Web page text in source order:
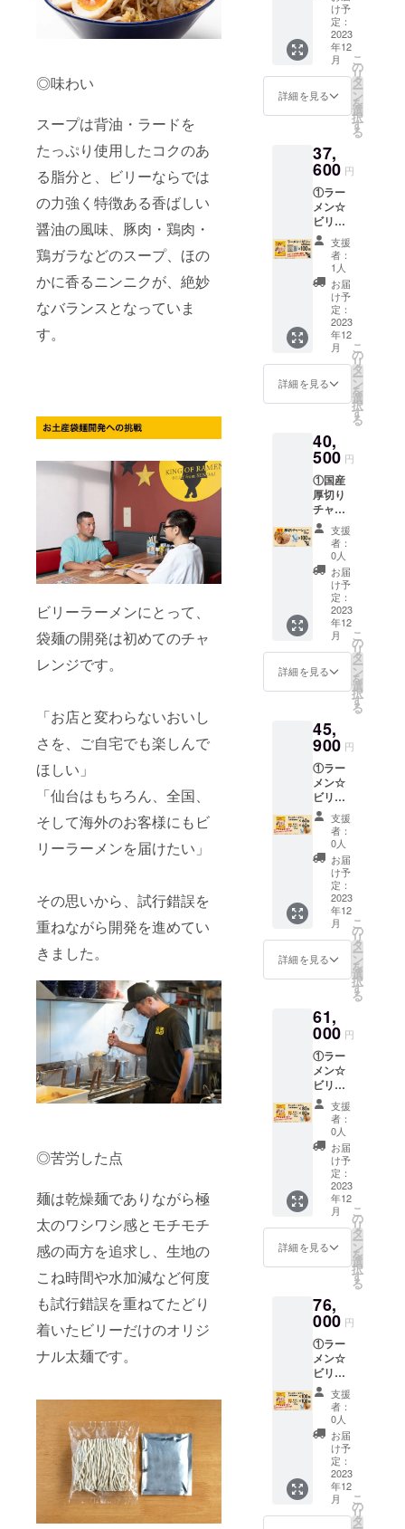
◎味わい
スープは背油・ラードを
たっぷり使用したコクのあ
る脂分と、ビリーならでは
の力強く特徴ある香ばしい
醤油の風味、豚肉・鶏肉・
鶏ガラなどのスープ、ほの
かに香るニンニクが、絶妙
なバランスとなっていま
す。
ビリーラーメンにとって、
袋麺の開発は初めてのチャ
レンジです。
「お店と変わらないおいし
さを、ご自宅でも楽しんで
ほしい」
「仙台はもちろん、全国、
そして海外のお客様にもビ
リーラーメンを届けたい」
その思いから、試行錯誤を
重ねながら開発を進めてい
きました。
◎苦労した点
麺は乾燥麺でありながら極
太のワシワシ感とモチモチ
感の両方を追求し、生地の
こね時間や水加減など何度
も試行錯誤を重ねてたどり
着いたビリーだけのオリジ
ナル太麺です。
イッ
ター）
でつぶ
やいて
もらい
たい
ニック
ださ
い。 つ
ぶやき
を遠慮
される
場合は
備考欄
に「不
要」と
ご記入
下さ
い。
でつぶ
やくの
は、
2023年
12月中
旬以
降〜
2024年
3月末ま
となり
ます。
・ビ
リーく
んが
X（旧ツ
イッ
ター）
つぶや
く支援
者のお
名前に
つい
て、文
字数や
公序良
俗に反
する文
言は、
お願い
する場
合があ
りま
す。 ・
備考欄
にビ
リーく
んに
X（旧ツ
イッ
ター）
でつぶ
やいて
もらい
たい
ニック
ださ
い。 つ
ぶやき
を遠慮
される
場合は
備考欄
に「不
要」と
ご記入
下さ
い。
風調味
料、に
んに
く、ね
ぎ／調
味料
（アミ
ノ酸
（一部
に小
麦・大
豆・豚
肉を含
む） 内
容量：
65g 賞
味期
限：製
造日よ
り180日
保存方
法：直
射日
光、高
温多湿
を避け
て保存
ださ
い。 ※
消費
税、送
料込み
◎リ
ターン
品の発
送につ
いて ・
12月下
旬予定
です。
④につ
いて ・
ビリー
くんが
X（旧ツ
イッ
でつぶ
やくの
は、
2023年
12月中
旬以
降〜
2024年
3月末ま
での間
となり
ます。
・ビ
リーく
んが
X（旧ツ
イッ
者のお
名前に
つい
て、文
字数や
公序良
俗に反
する文
言は、
変更を
お願い
する場
合があ
りま
す。 ・
備考欄
にビ
イッ
ター）
でつぶ
やいて
もらい
たい
ニック
ネーム
を入力
してく
ださ
い。 つ
ぶやき
を遠慮
される
スー
プ：
65g）
賞味期
限：製
り180日
保存方
光、高
温多湿
を避け
て保存
してく
ださ
い。 ※
消費
税、送
料込み
◎リ
ターン
品の発
送につ
いて ・
日
（金）
ご支援
いただ
いた方
への発
送は、
11月上
旬予定
です。
・10月
21日
（土）
から12
月3日
（日）
までに
ご支援
いただ
いた方
への発
12月下
旬予定
です。
③につ
いて ・
ビリー
くんが
X（旧ツ
イッ
ター）
でつぶ
やくの
は、
2023年
12月中
旬以
降〜
2024年
3月末ま
となり
ます。
・ビ
リーく
んが
X（旧ツ
イッ
ター）
つぶや
く支援
者のお
名前に
つい
て、文
字数や
公序良
俗に反
する文
言は、
お願い
する場
合があ
りま
す。 ・
備考欄
にビ
リーく
んに
X（旧ツ
イッ
ター）
でつぶ
やいて
もらい
たい
スー
プ、チ
キンエ
キス、
食塩、
砂糖混
合異性
し、醸
造酢／
調味料
（アミ
ノ酸
等）、
アル
コー
ル、か
んす
い、カ
ラメル
色素、
クチナ
シ色
粘多糖
類、
麦・
卵・大
豆・鶏
肉・豚
肉を含
む） 内
容量：
155g（
めん：
90g、
スー
プ：
65g）
賞味期
限：製
り180日
保存方
光、高
温多湿
を避け
て保存
してく
ださ
い。 ※
消費
税、送
料込み
◎リ
ターン
品の発
送につ
いて ・
日
（金）
ご支援
いただ
いた方
への発
送は、
11月上
旬予定
です。
・10月
21日
（土）
から12
月3日
（日）
までに
ご支援
いただ
いた方
への発
12月下
旬予定
です。
③につ
いて ・
ビリー
くんが
X（旧ツ
イッ
ター）
でつぶ
やくの
は、
2023年
12月中
旬以
W140×
H190×
D30mm
（1袋）
◎食品
表示 原
材料
（国内
製
造）、
卵白粉
末、食
塩、小
麦たん
白）、
醤油、
動物油
脂、
ポーク
エキ
ス、鶏
ガラ
スー
プ、チ
砂糖混
合異性
化液
糖、昆
布だ
し、醸
造酢／
調味料
（アミ
ノ酸
等）、
アル
コー
ル、か
んす
ラメル
色素、
素、増
粘多糖
類、
（一部
に小
麦・
卵・大
豆・鶏
肉・豚
肉を含
む） 内
容量：
155g（
めん：
90g、
プ：
65g）
造日よ
り180日
保存方
法：直
射日
光、高
温多湿
を避け
て保存
してく
ださ
い。 ②
につい
て パッ
ケージ
ズ：
W130×
D25mm
（1個）
◎食品
表示 原
材料
名： 豚
バラ肉
（国
産）、
醤油、
みりん
風調味
料、に
んに
く、ね
ぎ／調
につい
て パッ
ケージ
サイ
ズ：
W130×
H180×
D25mm
（1個）
表示 原
材料
名： 豚
バラ肉
（国
産）、
醤油、
みりん
風調味
料、に
んに
く、ね
ぎ／調
味料
（アミ
ノ酸
等）、
豆・豚
肉を含
む） 内
容量：
65g 賞
味期
限：製
造日よ
り180日
保存方
法：直
射日
光、高
温多湿
を避け
て保存
してく
税、送
料込み
◎リ
ターン
品の発
送につ
いて ・
12月下
旬予定
です。
け予
定：
2023
年12
月
詳細を見る
こ
の
リ
タ
ー
ン
を
選
択
す
る
37,
600 円
①ラー
メン☆
ビリー
（G系醤
油味）
100袋
②お礼
の手紙
③ビ
リーが
支援者
の名前
をX（旧
Twitter
）でつ
ぶやく
につい
て パッ
ケージ
サイ
ズ：
W140×
H190×
D30mm
（1袋）
◎食品
表示 原
材料
名： め
ん（小
麦粉
（国内
製
塩、小
麦たん
白）、
醤油、
動物油
脂、
ポーク
エキ
ス、鶏
ガラ
スー
プ、チ
キンエ
キス、
食塩、
砂糖混
合異性
し、醸
造酢／
調味料
（アミ
ノ酸
等）、
アル
コー
ル、か
んす
い、カ
ラメル
色素、
クチナ
シ色
粘多糖
類、
麦・
卵・大
豆・鶏
肉・豚
肉を含
む） 内
容量：
155g（
めん：
90g、
スー
プ：
65g）
賞味期
限：製
支援
者：
1人
お届
け予
定：
2023
年12
月
詳細を見る
こ
の
リ
タ
ー
ン
を
選
択
す
る
40,
500 円
①国産
厚切り
チャー
シュー
100個
②お礼
の手紙
①につ
いて
パッ
ケージ
サイ
ズ：
W130×
H180×
D25mm
◎食品
表示 原
材料
名： 豚
バラ肉
（国
産）、
醤油、
みりん
風調味
料、に
んに
く、ね
ぎ／調
味料
（アミ
ノ酸
麦・大
豆・豚
肉を含
む） 内
容量：
65g 賞
味期
限：製
造日よ
り180日
保存方
法：直
射日
光、高
温多湿
を避け
て保存
消費
税、送
料込み
◎リ
ターン
品の発
送につ
いて ・
12月下
旬予定
です。
支援
者：
0人
お届
け予
定：
2023
年12
月
詳細を見る
こ
の
リ
タ
ー
ン
を
選
択
す
る
45,
900 円
①ラー
メン☆
ビリー
（G系醤
油味）
60袋 ②
国産厚
切り
チャー
シュー
60個 ③
お礼の
手紙 ④
ビリー
が支援
者の名
X（旧
Twitter
）でつ
ぶやく
ぜ！ ①
につい
て パッ
ケージ
サイ
ズ：
W140×
H190×
D30mm
（1袋）
◎食品
表示 原
材料
（国内
製
造）、
卵白粉
末、食
塩、小
麦たん
白）、
醤油、
動物油
脂、
ポーク
エキ
ス、鶏
ガラ
スー
支援
者：
0人
お届
け予
定：
2023
年12
月
詳細を見る
こ
の
リ
タ
ー
ン
を
選
択
す
る
61,
000 円
①ラー
メン☆
ビリー
（G系醤
油味）
80袋 ②
国産厚
切り
チャー
シュー
80個 ③
お礼の
手紙 ④
ビリー
が支援
者の名
X（旧
Twitter
）でつ
ぶやく
ぜ！ ①
につい
て パッ
ケージ
サイ
ズ：
W140×
H190×
D30mm
（1袋）
◎食品
表示 原
支援
者：
0人
お届
け予
定：
2023
年12
月
詳細を見る
こ
の
リ
タ
ー
ン
を
選
択
す
る
76,
000 円
①ラー
メン☆
ビリー
（G系醤
油味）
100袋
②国産
厚切り
チャー
シュー
100個
③お礼
の手紙
支援
者：
0人
お届
け予
定：
2023
年12
月
こ
の
リ
タ